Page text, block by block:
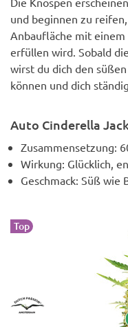
und beginnen zu
Anbaufläche mit
erfüllen wird. Sobald
wirst du dich den
können und dich
Auto Cinderella
Zusammensetzung:
Wirkung: Glücklich,
Geschmack: Süß wie
Top